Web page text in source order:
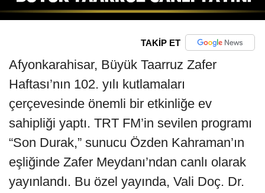
TAKİP ET
Afyonkarahisar, Büyük Taarruz Zafer
Haftası’nın 102. yılı kutlamaları
çerçevesinde önemli bir etkinliğe ev
sahipliği yaptı. TRT FM’in sevilen programı
“Son Durak,” sunucu Özden Kahraman’ın
eşliğinde Zafer Meydanı’ndan canlı olarak
yayınlandı. Bu özel yayında, Vali Doç. Dr.